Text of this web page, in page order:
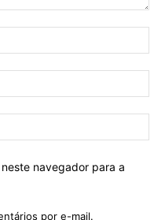
navegador para a
por e-mail.